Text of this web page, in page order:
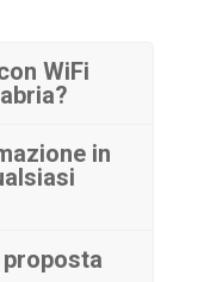
WiFi
in